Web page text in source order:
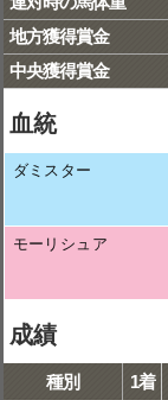
地方獲得賞金
中央獲得賞金
血統
ダミスター
モーリシュア
成績
種別 1着